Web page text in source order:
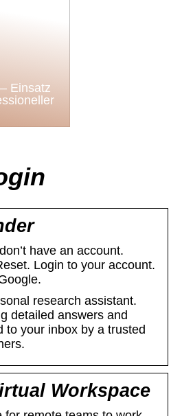
Einsatz
have an account.
Login to your account.
research assistant.
detailed answers and
to your inbox by a trusted
Workspace